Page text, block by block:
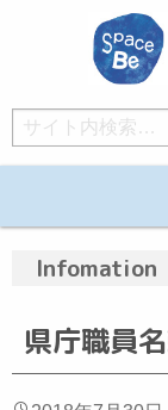
Search
Infomation
県庁職員